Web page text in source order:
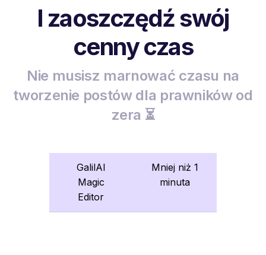
I zaoszczędź swój
cenny czas
Nie musisz marnować czasu na
tworzenie postów dla prawników od
zera ⏳
GalilAI
Magic
Editor
Mniej niż 1
minuta